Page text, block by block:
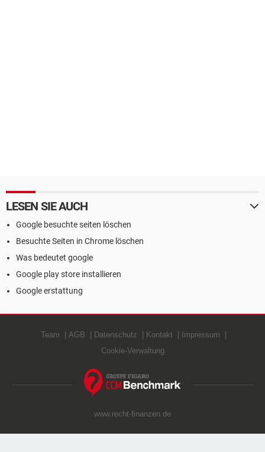
LESEN SIE AUCH
Google besuchte seiten löschen
Besuchte Seiten in Chrome löschen
Was bedeutet google
Google play store installieren
Google erstattung
Team AGB Datenschutz Kontakt
Impressum
Cookie-Verwaltung
www.recht-finanzen.de